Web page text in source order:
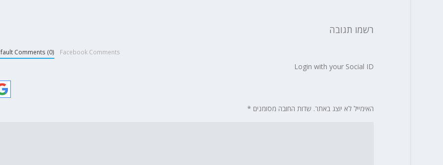
רשמו תגובה
Comments (0) Facebook Comments
Login with your Social ID
האימייל לא יוצג באתר. שדות החובה מסומנים *